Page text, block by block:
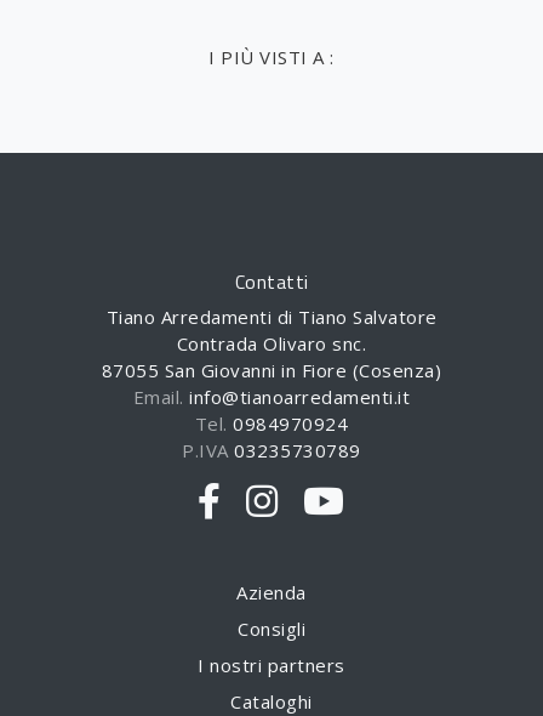
I PIÙ VISTI A :
Contatti
Tiano Arredamenti di Tiano Salvatore
Contrada Olivaro snc.
87055 San Giovanni in Fiore (Cosenza)
Email.info@tianoarredamenti.it
Tel.0984970924
P.IVA03235730789
Azienda
Consigli
I nostri partners
Cataloghi